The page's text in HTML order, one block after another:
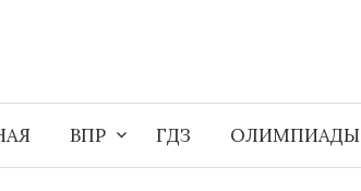
ВПР ГДЗ ОЛИМПИАДЫ